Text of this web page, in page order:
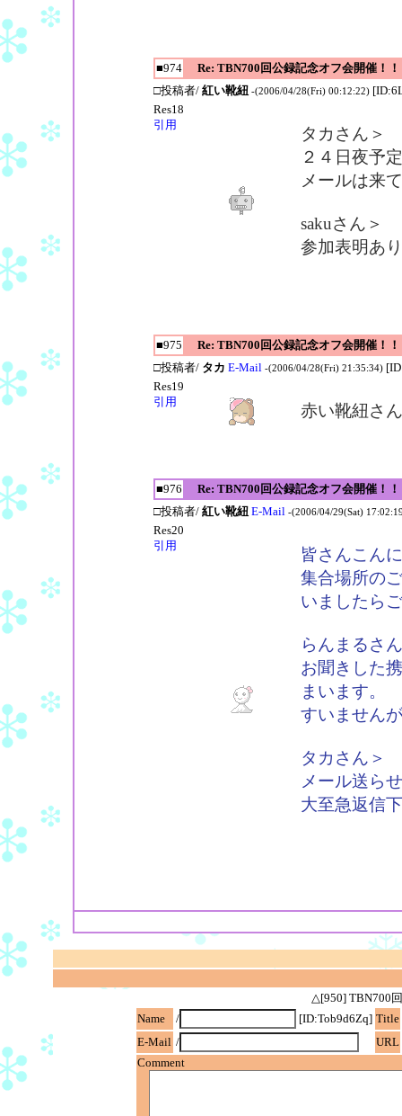
■974 Re: TBN700回公録記念オフ会開催！！
□投稿者/ 紅い靴紐 -(2006/04/28(Fri) 00:12:22)
Res18
引用
タカさん＞
２４日夜予
メールは来
sakuさん＞
参加表明あ
■975 Re: TBN700回公録記念オフ会開催！！
□投稿者/ タカ E-Mail -(2006/04/28(Fri) 21:35:34)
Res19
引用
赤い靴紐さ
■976 Re: TBN700回公録記念オフ会開催！！
□投稿者/ 紅い靴紐 E-Mail -(2006/04/29(Sat)
Res20
引用
皆さんこん
集合場所の
いましたら
らんまるさ
お聞きした
まいます。
すいません
タカさん＞
メール送ら
大至急返信
△[950] TBN700
Name
/ [ID:Tob9d6Zq] Title
E-Mail /
URL
Comment